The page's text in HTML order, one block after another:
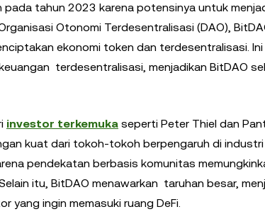
tahun 2023 karena potensinya untuk
Otonomi Terdesentralisasi (DAO),
ekonomi token dan terdesentralisasi. Ini
terdesentralisasi, menjadikan BitDAO
investor terkemuka seperti Peter Thiel dan
kuat dari tokoh-tokoh berpengaruh di industri
pendekatan berbasis komunitas
itu, BitDAO menawarkan taruhan besar,
yang ingin memasuki ruang DeFi.